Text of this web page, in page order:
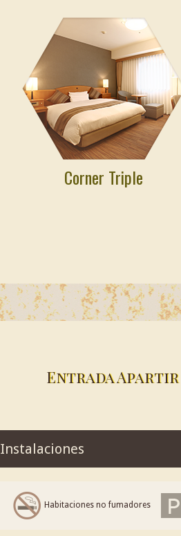
Corner Triple
Entrada Apartir
Instalaciones
Habitaciones no fumadores